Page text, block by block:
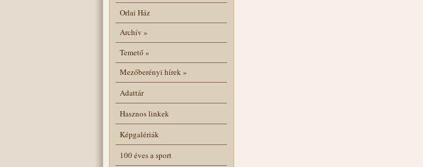
Orlai Ház
Archív »
Temető»
Mezőberényi hírek»
Adattár
Hasznos linkek
Képgalériák
100 éves a sport